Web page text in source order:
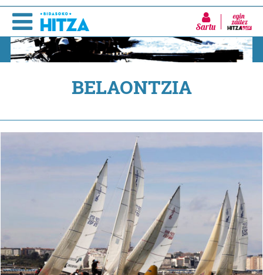
Sartu
BELAONTZIA